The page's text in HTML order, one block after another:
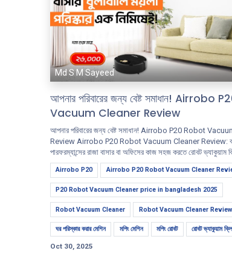
Md S M Sayeed
আপনার পরিবারের জন্য বেষ্ট সমাধান! Airrobo
Vacuum Cleaner Review
আপনার পরিবারের জন্য বেষ্ট সমাধান! Airrobo P20 Robot
Review Airrobo P20 Robot Vacuum Cleaner Review: কম
পারফরম্যান্সের রাজা বাসার বা অফিসের কাজ সহজ করতে রোবট ভ্যাকুয়াম
Airrobo P20 Airrobo P20 Robot Vacuum Cleaner
P20 Robot Vacuum Cleaner price in bangladesh 2025
Robot Vacuum Cleaner Robot Vacuum Cleaner Review
ঘর পরিস্কার করার মেশিন মপিং মেশিন মপিং রোবট রোবট ভ্যাকুয়াম
Oct 30, 2025